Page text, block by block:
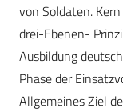
von Soldaten.
drei-Ebenen-
Ausbildung
Phase der
Allgemeines Ziel